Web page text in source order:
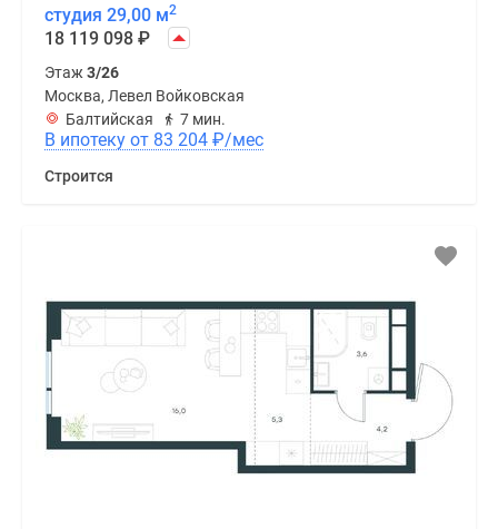
студия 29,00 м2
18 119 098 ₽
Этаж 3/26
Москва, Левел Войковская
Балтийская
7 мин.
В ипотеку от 83 204 ₽/мес
Строится